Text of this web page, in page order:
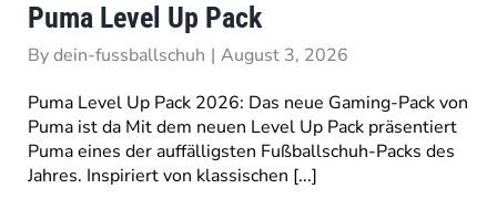
Puma Level Up Pack
Bydein-fussballschuh | August 3, 2026
Puma Level Up Pack 2026: Das neue Gaming-Pack von
Puma ist da Mit dem neuen Level Up Pack präsentiert
Puma eines der auffälligsten Fußballschuh-Packs des
Jahres. Inspiriert von klassischen [...]